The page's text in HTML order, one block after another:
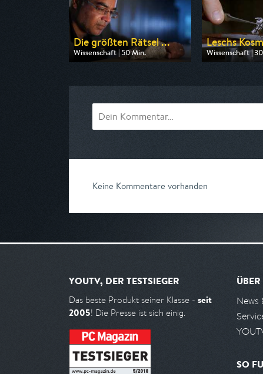
Die größten Rätsel ...
Wissenschaft | 50 Min.
Ausgestrahlt von ARD alpha
Leschs
Wissenschaft |
Ausgestrahlt
Keine Kommentare vorhanden
YOUTV, DER TESTSIEGER
Das beste Produkt seiner Klasse - seit
2005! Die Presse ist sich einig.
ÜBER
News
SO